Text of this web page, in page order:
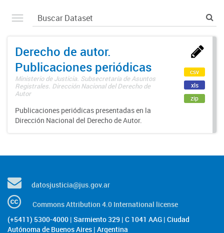
Derecho de autor.
Publicaciones periódicas
Ministerio de Justicia. Subsecretaría de Asuntos
Registrales. Dirección Nacional del Derecho de
Autor
Publicaciones periódicas presentadas en la
Dirección Nacional del Derecho de Autor.
csv
xls
zip
datosjusticia@jus.gov.ar
Commons Attribution 4.0 International license
(+5411) 5300-4000 | Sarmiento 329 | C 1041 AAG | Ciudad
Autónoma de Buenos Aires | Argentina